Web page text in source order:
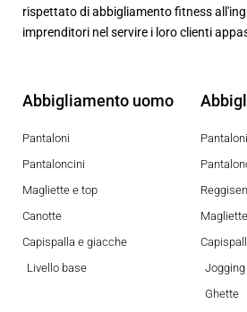
rispettato di abbigliamento fitness
imprenditori nel servire i loro clienti
Abbigliamento uomo
Pantaloni
Pantaloncini
Magliette e top
Canotte
Capispalla e giacche
Livello base
Pantaloni
Jogging
Ghette